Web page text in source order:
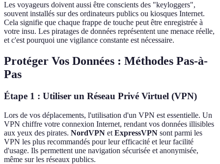
Les voyageurs doivent aussi être conscients des "keyloggers",
souvent installés sur des ordinateurs publics ou kiosques Internet.
Cela signifie que chaque frappe de touche peut être enregistrée à
votre insu. Les piratages de données représentent une menace réelle,
et c'est pourquoi une vigilance constante est nécessaire.
Protéger Vos Données : Méthodes Pas-à-
Pas
Étape 1 : Utiliser un Réseau Privé Virtuel (VPN)
Lors de vos déplacements, l'utilisation d'un VPN est essentielle. Un
VPN chiffre votre connexion Internet, rendant vos données illisibles
aux yeux des pirates. NordVPN et ExpressVPN sont parmi les
VPN les plus recommandés pour leur efficacité et leur facilité
d'usage. Ils permettent une navigation sécurisée et anonymisée,
même sur les réseaux publics.